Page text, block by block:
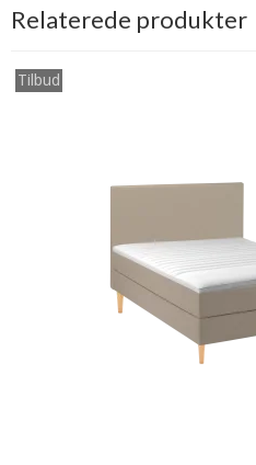
Relaterede produkter
Tilbud